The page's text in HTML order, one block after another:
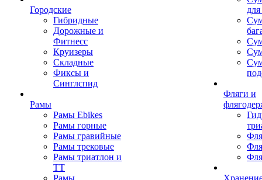
Городские
Гибридные
Дорожные и
Фитнесс
Круизеры
Складные
Фиксы и
Синглспид
Рамы
Рамы Ebikes
Рамы горные
Рамы гравийные
Рамы трековые
Рамы триатлон и
ТТ
Рамы
Фляги и